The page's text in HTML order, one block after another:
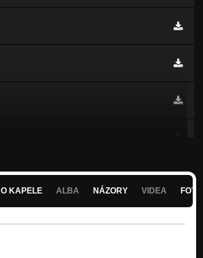
O KAPELE ALBA NÁZORY VIDEA